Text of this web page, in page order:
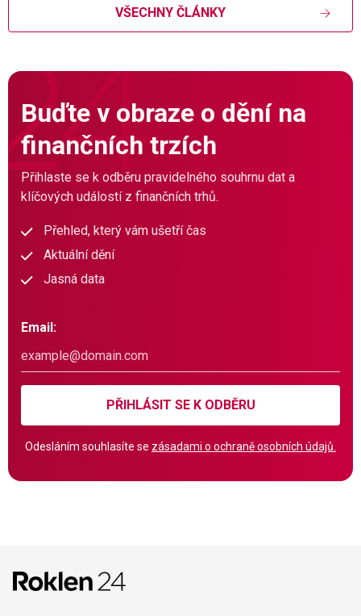
VŠECHNY ČLÁNKY
Buďte v obraze o dění na
finančních trzích
Přihlaste se k odběru pravidelného souhrnu dat a
klíčových událostí z finančních trhů.
Přehled, který vám ušetří čas
Aktuální dění
Jasná data
Email:
PŘIHLÁSIT SE K ODBĚRU
Odesláním souhlasíte se zásadami o ochraně osobních údajů.